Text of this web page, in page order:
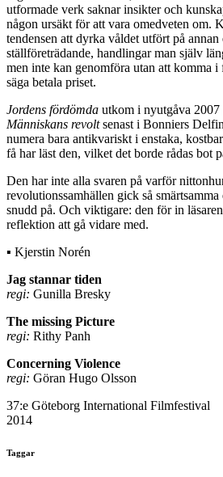
utformade verk saknar insikter och
någon ursäkt för att vara omedveten om.
tendensen att dyrka våldet utfört på
ställföreträdande, handlingar man själv
men inte kan genomföra utan att komma
säga betala priset.
Jordens fördömda utkom i nyutgåva
Människans revoltsenast i Bonniers
numera bara antikvariskt i enstaka,
få har läst den, vilket det borde rådas bot
Den har inte alla svaren på varför
revolutionssamhällen gick så
snudd på. Och viktigare: den för in
reflektion att gå vidare med.
▪ Kjerstin Norén
Jag stannar tiden
regi: Gunilla Bresky
The missing Picture
regi: Rithy Panh
Concerning Violence
regi: Göran Hugo Olsson
37:e Göteborg International Filmfestival
2014
Taggar